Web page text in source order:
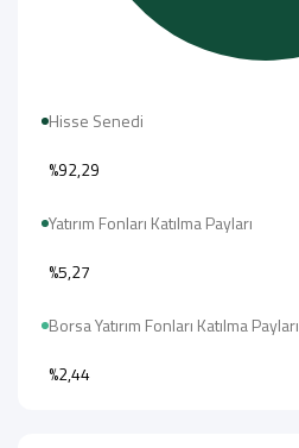
Hisse Senedi
%92,29
Yatırım Fonları Katılma Payları
%5,27
Borsa Yatırım Fonları Katılma Payları
%2,44